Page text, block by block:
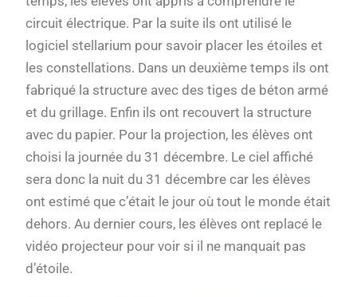
temps, les élèves ont appris a comprendre le
circuit électrique. Par la suite ils ont utilisé le
logiciel stellarium pour savoir placer les étoiles et
les constellations. Dans un deuxième temps ils ont
fabriqué la structure avec des tiges de béton armé
et du grillage. Enfin ils ont recouvert la structure
avec du papier. Pour la projection, les élèves ont
choisi la journée du 31 décembre. Le ciel affiché
sera donc la nuit du 31 décembre car les élèves
ont estimé que c’était le jour où tout le monde était
dehors. Au dernier cours, les élèves ont replacé le
vidéo projecteur pour voir si il ne manquait pas
d’étoile.